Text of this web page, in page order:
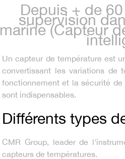
Depuis + de
supervision
marine (Capteur
Un capteur de température est
convertissant les variations de
fonctionnement et la sécurité
sont indispensables.
Différents types
CMR Group, leader de
capteurs de températures.